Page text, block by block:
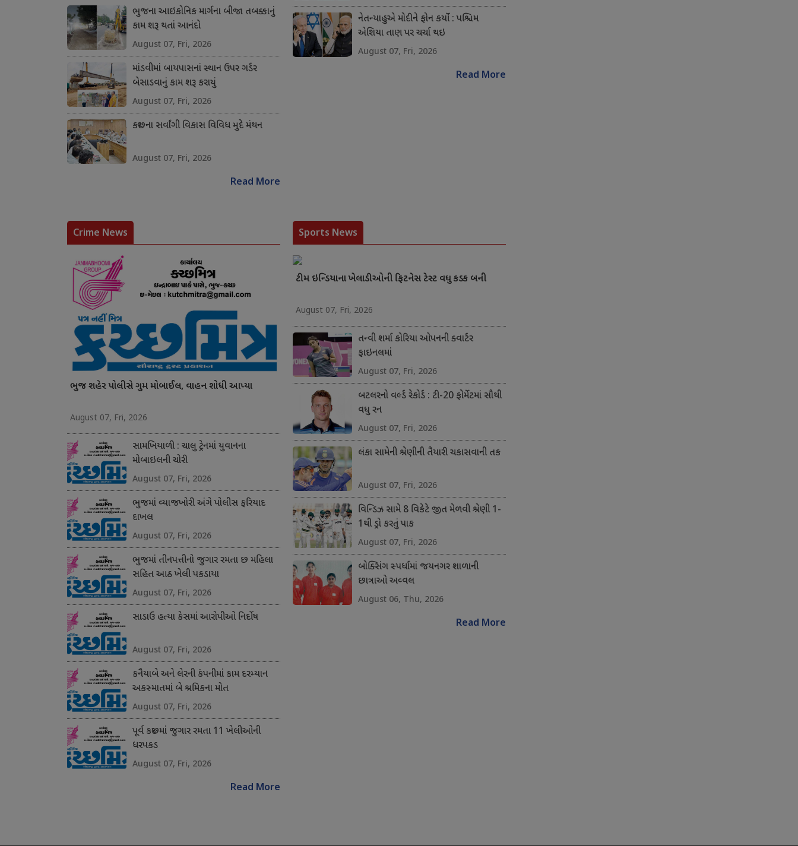
ભુજના આઇકોનિક માર્ગના બીજા તબક્કાનું
કામ શરૂ થતાં આનંદો
August 07, Fri, 2026
માંડવીમાં બાયપાસનાં સ્થાન ઉપર ગર્ડર
બેસાડવાનું કામ શરૂ કરાયું
August 07, Fri, 2026
કચ્છના સર્વાંગી વિકાસ વિવિધ મુદે મંથન
August 07, Fri, 2026
Read More
નેતન્યાહુએ મોદીને ફોન કર્યો : પશ્ચિમ
એશિયા તાણ પર ચર્ચા થઇ
August 07, Fri, 2026
Read More
Crime News
ભુજ શહેર પોલીસે ગુમ મોબાઈલ, વાહન શોધી આપ્યા
August 07, Fri, 2026
સામખિયાળી : ચાલુ ટ્રેનમાં યુવાનના
મોબાઇલની ચોરી
August 07, Fri, 2026
ભુજમાં વ્યાજખોરી અંગે પોલીસ ફરિયાદ
દાખલ
August 07, Fri, 2026
ભુજમાં તીનપત્તીનો જુગાર રમતા છ મહિલા
સહિત આઠ ખેલી પકડાયા
August 07, Fri, 2026
સાડાઉ હત્યા કેસમાં આરોપીઓ નિર્દોષ
August 07, Fri, 2026
કનૈયાબે અને લેરની કંપનીમાં કામ દરમ્યાન
અકસ્માતમાં બે શ્રમિકના મોત
August 07, Fri, 2026
પૂર્વ કચ્છમાં જુગાર રમતા 11 ખેલીઓની
ધરપકડ
August 07, Fri, 2026
Read More
Sports News
ટીમ ઇન્ડિયાના ખેલાડીઓની ફિટનેસ ટેસ્ટ વધુ કડક બની
August 07, Fri, 2026
તન્વી શર્મા કોરિયા ઓપનની ક્વાર્ટર
ફાઇનલમાં
August 07, Fri, 2026
બટલરનો વર્લ્ડ રેકોર્ડ : ટી-20 ફોર્મેટમાં સૌથી
વધુ રન
August 07, Fri, 2026
લંકા સામેની શ્રેણીની તૈયારી ચકાસવાની તક
August 07, Fri, 2026
વિન્ડિઝ સામે 8 વિકેટે જીત મેળવી શ્રેણી 1-
1થી ડ્રો કરતું પાક
August 07, Fri, 2026
બોક્સિંગ સ્પર્ધામાં જયનગર શાળાની
છાત્રાઓ અવ્વલ
August 06, Thu, 2026
Read More